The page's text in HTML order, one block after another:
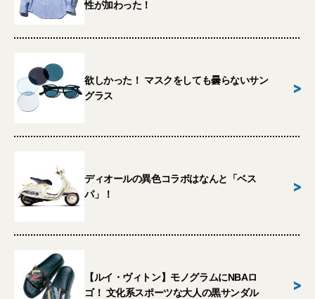
性が加わった！
欲しかった！ マスクをしても曇らないサン
グラス
>
ディオールの異色コラボはなんと「ベス
パ」！
>
【ルイ・ヴィトン】モノグラムにNBAロ
ゴ！ 文化系スポーツな大人の黒サンダル
>